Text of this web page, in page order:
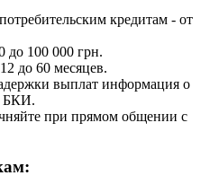
кредитам - от
до 100 000 грн.
до 60 месяцев.
выплат информация о
БКИ.
при прямом общении с